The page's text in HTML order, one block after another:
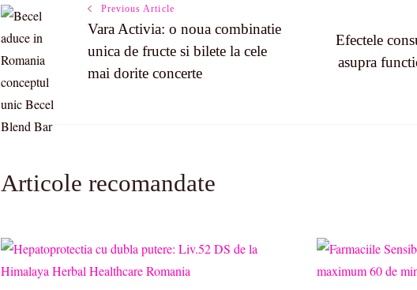
Post
Navigation
Previous Article
Vara Activia: o noua combinatie
unica de fructe si bilete la cele
mai dorite concerte
Efectele
asupra
Articole recomandate